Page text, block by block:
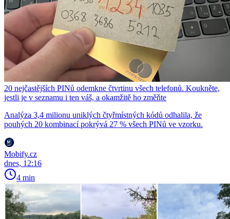
20 nejčastějších PINů odemkne čtvrtinu všech telefonů. Koukněte,
jestli je v seznamu i ten váš, a okamžitě ho změňte
Analýza 3,4 milionu uniklých čtyřmístných kódů odhalila, že
pouhých 20 kombinací pokrývá 27 % všech PINů ve vzorku.
Mobify.cz
dnes, 12:16
4 min